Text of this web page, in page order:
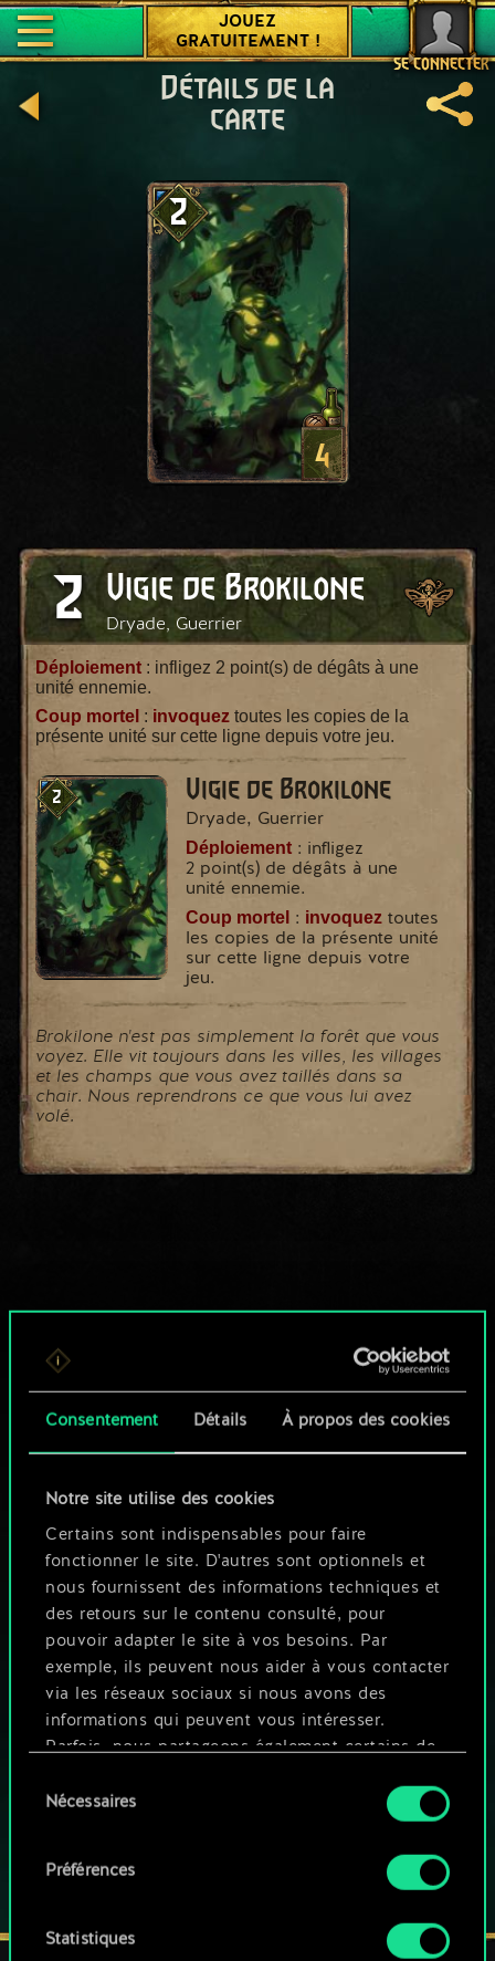
Consentement Détails À propos des cookies
Notre site utilise des cookies
Certains sont indispensables pour faire
fonctionner le site. D'autres sont optionnels et
nous fournissent des informations techniques et
des retours sur le contenu consulté, pour
pouvoir adapter le site à vos besoins. Par
exemple, ils peuvent nous aider à vous contacter
via les réseaux sociaux si nous avons des
informations qui peuvent vous intéresser.
Parfois, nous partageons également certains de
ces cookies optionnels ne seront appliqués
Vous pouvez consulter tous les détails sur notre
préférences dans le menu "Paramètres" ci-
duNécessaires
Préférences
Statistiques
SE CONNECTER
JOUEZ
GRATUITEMENT !
Détails de la
carte
2
4
2 Vigie de Brokilone
Dryade, Guerrier
Déploiement : infligez 2 point(s) de dégâts à une
unité ennemie.
Coup mortel : invoquez toutes les copies de la
présente unité sur cette ligne depuis votre jeu.
2 Vigie de Brokilone
Dryade, Guerrier
Déploiement: infligez
2 point(s) de dégâts à une
unité ennemie.
Coup mortel : invoqueztoutes
les copies de la présente unité
sur cette ligne depuis votre
jeu.
Brokilone n'est pas simplement la forêt que vous
voyez. Elle vit toujours dans les villes, les villages
et les champs que vous avez taillés dans sa
chair. Nous reprendrons ce que vous lui avez
volé.
UNE PETITE PARTIE DE GWENT ?
JOUEZ GRATUITEMENT
SUR PC
Ce jeu propose des achats intégrés